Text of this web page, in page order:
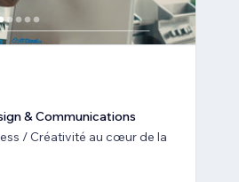
& Communications
/ Créativité au cœur de la